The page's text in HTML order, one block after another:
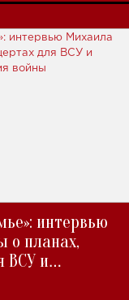
интервью
о планах,
ВСУ и